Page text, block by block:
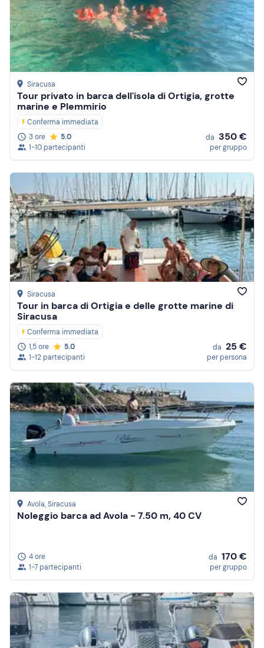
Siracusa
Tour privato in barca dell'isola di Ortigia, grotte
marine e Plemmirio
Conferma immediata
3 ore
5.0
1-10 partecipanti
da 350 €
per gruppo
Siracusa
Tour in barca di Ortigia e delle grotte marine di
Siracusa
Conferma immediata
1,5 ore
5.0
1-12 partecipanti
da 25 €
per persona
Avola, Siracusa
Noleggio barca ad Avola - 7.50 m, 40 CV
4 ore
1-7 partecipanti
da 170 €
per gruppo